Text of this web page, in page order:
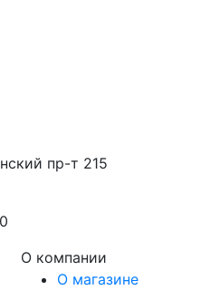
пр-т 215
О компании
О магазине